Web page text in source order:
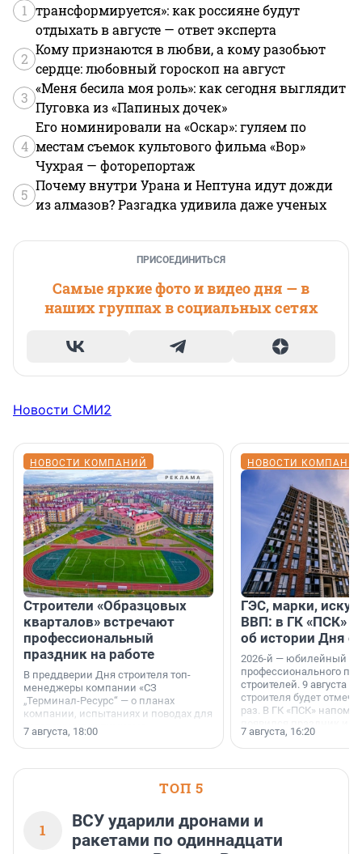
1 трансформируется»: как россияне будут
отдыхать в августе — ответ эксперта
2
Кому признаются в любви, а кому разобьют
сердце: любовный гороскоп на август
3
«Меня бесила моя роль»: как сегодня выглядит
Пуговка из «Папиных дочек»
4
Его номинировали на «Оскар»: гуляем по
местам съемок культового фильма «Вор»
Чухрая — фоторепортаж
5
Почему внутри Урана и Нептуна идут дожди
из алмазов? Разгадка удивила даже ученых
ПРИСОЕДИНИТЬСЯ
Самые яркие фото и видео дня — в
наших группах в социальных сетях
Новости СМИ2
НОВОСТИ КОМПАНИЙ
Строители «Образцовых
кварталов» встречают
профессиональный
праздник на работе
В преддверии Дня строителя топ-
менеджеры компании «СЗ
„Терминал-Ресурс“ — о планах
компании, испытаниях и поводах для
осторожного оптимизма.
7 августа, 18:00
НОВОСТИ
ГЭС, марки,
ВВП: в ГК «ПСК»
об истории Дня
2026-й — юбилейный
профессионального
строителей. 9 августа
строителя будет
раз. В ГК «ПСК»
поменялась роль
7 августа, 16:20
ТОП 5
1
ВСУ ударили дронами и
ракетами по одиннадцати